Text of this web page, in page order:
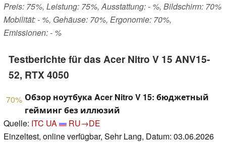
Preis: 75%, Leistung: 75%, Ausstattung: - %, Bildschirm: 70%
Mobilität: - %, Gehäuse: 70%, Ergonomie: 70%,
Emissionen: - %
Testberichte für das Acer Nitro V 15 ANV15-
52, RTX 4050
70% Обзор ноутбука Acer Nitro V 15: бюджетный
гейминг без иллюзий
Quelle: ITC UA
RU→DE
Einzeltest, online verfügbar, Sehr Lang, Datum: 03.06.2026